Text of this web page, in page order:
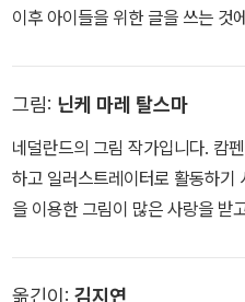
이후 아이들을 위한 글을 쓰는 것
그림: 닌케 마레 탈스마
네덜란드의 그림 작가입니다. 캄
하고 일러스트레이터로 활동하기
을 이용한 그림이 많은 사랑을 받
옮긴이: 김지연